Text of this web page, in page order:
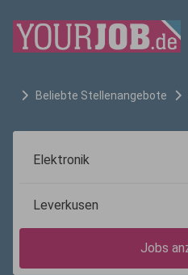
Beliebte Stellenangebote
Jobs